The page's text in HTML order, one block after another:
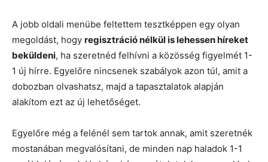
A jobb oldali menübe feltettem tesztképpen egy olyan
megoldást, hogy regisztráció nélkül is lehessen híreket
beküldeni, ha szeretnéd felhívni a közösség figyelmét 1-
1 új hírre. Egyelőre nincsenek szabályok azon túl, amit a
dobozban olvashatsz, majd a tapasztalatok alapján
alakítom ezt az új lehetőséget.
Egyelőre még a felénél sem tartok annak, amit szeretnék
mostanában megvalósítani, de minden nap haladok 1-1